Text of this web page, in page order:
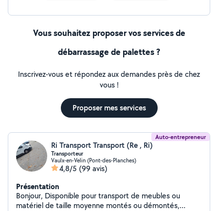
Vous souhaitez proposer vos services de
débarrassage de palettes ?
Inscrivez-vous et répondez aux demandes près de chez
vous !
Proposer mes services
Auto-entrepreneur
Ri Transport Transport (Re , Ri)
Transporteur
Vaulx-en-Velin (Pont-des-Planches)
4,8/5 (99 avis)
Présentation
Bonjour, Disponible pour transport de meubles ou
matériel de taille moyenne montés ou démontés,